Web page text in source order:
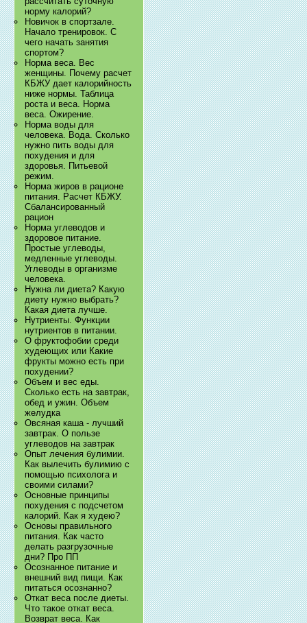
норму калорий?
Новичок в спортзале.
Начало тренировок. С
чего начать занятия
спортом?
Норма веса. Вес
женщины. Почему расчет
КБЖУ дает калорийность
ниже нормы. Таблица
роста и веса. Норма
веса. Ожирение.
Норма воды для
человека. Вода. Сколько
нужно пить воды для
похудения и для
здоровья. Питьевой
режим.
Норма жиров в рационе
питания. Расчет КБЖУ.
Сбалансированный
рацион
Норма углеводов и
здоровое питание.
Простые углеводы,
медленные углеводы.
Углеводы в организме
человека.
Нужна ли диета? Какую
диету нужно выбрать?
Какая диета лучше.
Нутриенты. Функции
нутриентов в питании.
О фруктофобии среди
худеющих или Какие
фрукты можно есть при
похудении?
Объем и вес еды.
Сколько есть на завтрак,
обед и ужин. Объем
желудка
Овсяная каша - лучший
завтрак. О пользе
углеводов на завтрак
Опыт лечения булимии.
Как вылечить булимию с
помощью психолога и
своими силами?
Основные принципы
похудения с подсчетом
калорий. Как я худею?
Основы правильного
питания. Как часто
делать разгрузочные
дни? Про ПП
Осознанное питание и
внешний вид пищи. Как
питаться осознанно?
Откат веса после диеты.
Что такое откат веса.
Возврат веса. Как